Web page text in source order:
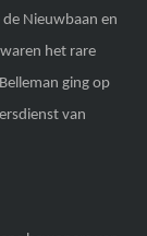
Nieuwbaan en
het rare
ging op
van